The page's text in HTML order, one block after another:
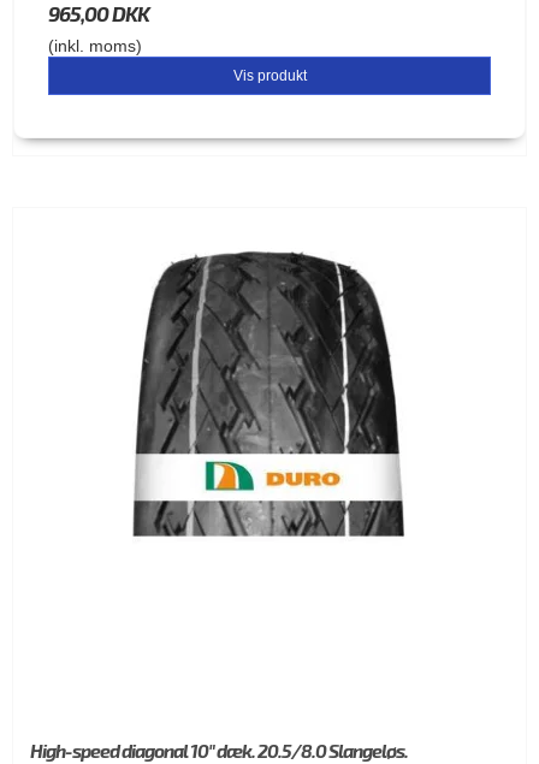
965,00 DKK
(inkl. moms)
Vis produkt
High-speed diagonal 10" dæk. 20.5/8.0 Slangeløs.